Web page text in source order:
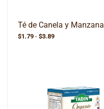
Té de Canela y Manzana
$1.79 - $3.89Rango